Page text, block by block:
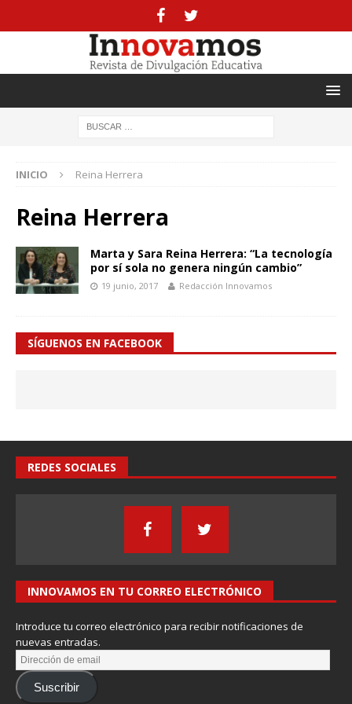
INICIO Reina Herrera
Reina Herrera
Marta y Sara Reina Herrera: “La tecnología
por sí sola no genera ningún cambio”
19 junio, 2017 Redacción Innovamos
SÍGUENOS EN FACEBOOK
REDES SOCIALES
INNOVAMOS EN TU CORREO ELECTRÓNICO
Introduce tu correo electrónico para recibir notificaciones de
nuevas entradas.
Suscribir